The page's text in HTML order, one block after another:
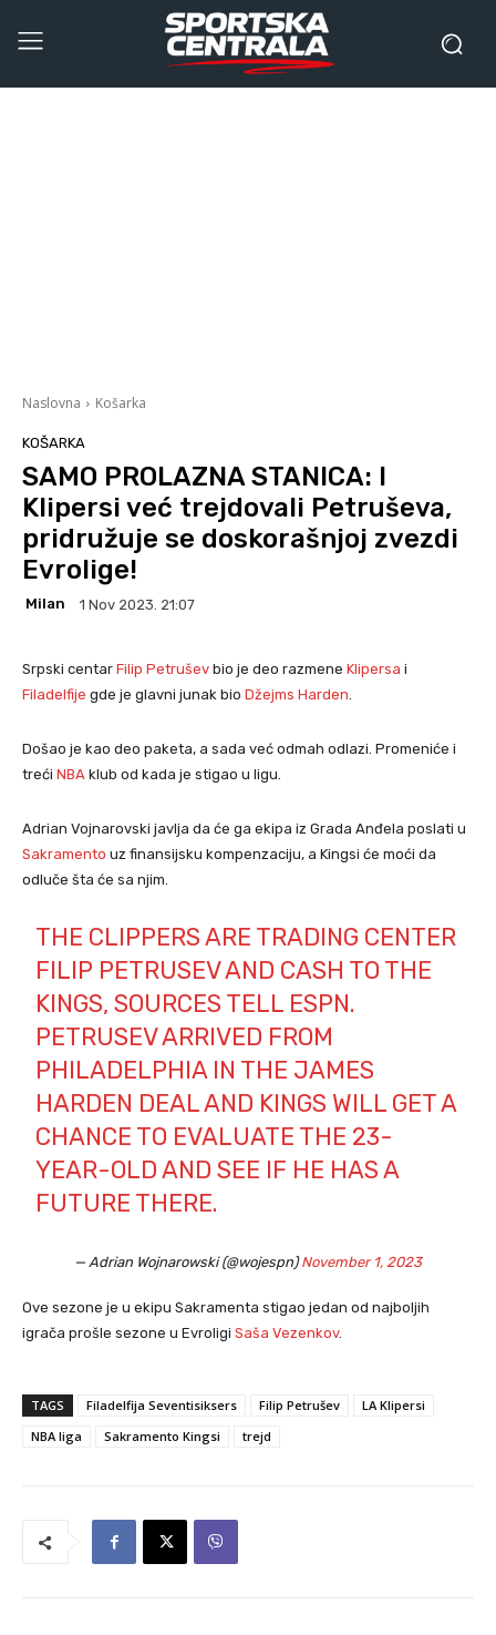
Naslovna Košarka
KOŠARKA
SAMO PROLAZNA STANICA: I
Klipersi već trejdovali Petruševa,
pridružuje se doskorašnjoj zvezdi
Evrolige!
Milan 1 Nov 2023. 21:07
Srpski centar Filip Petrušev bio je deo razmene Klipersa i
Filadelfije gde je glavni junak bio Džejms Harden
Došao je kao deo paketa, a sada već odmah odlazi. Promeniće i
treći NBA klub od kada je stigao u ligu.
Adrian Vojnarovski javlja da će ga ekipa iz Grada Anđela poslati u
Sakramento uz finansijsku kompenzaciju, a Kingsi će moći da
odluče šta će sa njim.
THE CLIPPERS ARE TRADING CENTER
FILIP PETRUSEV AND CASH TO THE
KINGS, SOURCES TELL ESPN.
PETRUSEV ARRIVED FROM
PHILADELPHIA IN THE JAMES
HARDEN DEAL AND KINGS WILL GET A
CHANCE TO EVALUATE THE 23-
YEAR-OLD AND SEE IF HE HAS A
FUTURE THERE.
— Adrian Wojnarowski (@wojespn)November 1, 2023
Ove sezone je u ekipu Sakramenta stigao jedan od najboljih
igrača prošle sezone u Evroligi Saša Vezenkov.
TAGS Filadelfija Seventisiksers Filip Petrušev
LA Klipersi
NBA liga
Sakramento Kingsi trejd